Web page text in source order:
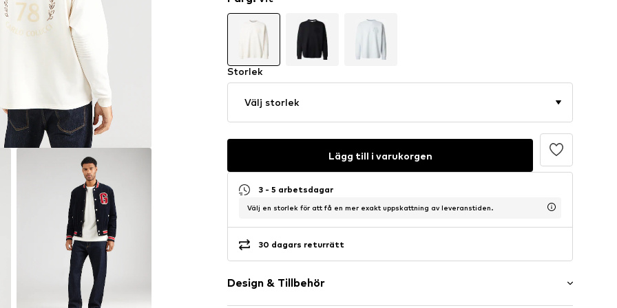
Storlek
Välj storlek
Lägg till i varukorgen
3 - 5 arbetsdagar
Välj en storlek för att få en mer exakt uppskattning av leveranstiden.
30 dagars returrätt
Design & Tillbehör